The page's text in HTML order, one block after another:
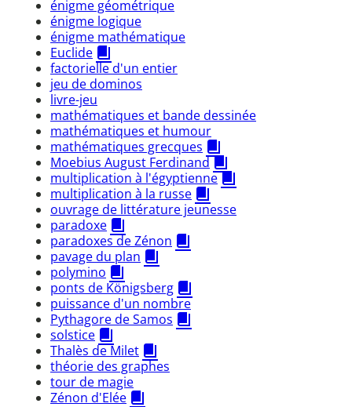
énigme géométrique
énigme logique
énigme mathématique
Euclide
factorielle d'un entier
jeu de dominos
livre-jeu
mathématiques et bande dessinée
mathématiques et humour
mathématiques grecques
Moebius August Ferdinand
multiplication à l'égyptienne
multiplication à la russe
ouvrage de littérature jeunesse
paradoxe
paradoxes de Zénon
pavage du plan
polymino
ponts de Königsberg
puissance d'un nombre
Pythagore de Samos
solstice
Thalès de Milet
théorie des graphes
tour de magie
Zénon d'Elée